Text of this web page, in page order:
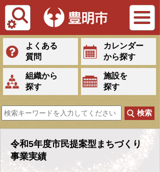
Tiếng Việt
よくある
質問
カレンダー
から探す
組織から
探す
施設を
探す
令和5年度市民提案型まちづくり
事業実績